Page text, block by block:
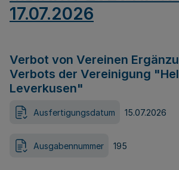
17.07.2026
Verbot von Vereinen
Verbots der Vereinigung
Leverkusen"
Ausfertigungsdatum 15.07.2026
Ausgabennummer 195